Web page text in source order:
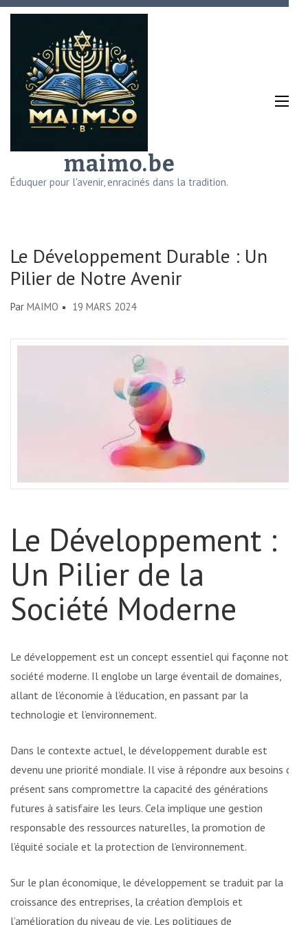
Aller
(Pressez
Entrée)
maimo.be
Éduquer pour l'avenir, enracinés dans la tradition.
Le Développement Durable : Un
Pilier de Notre Avenir
Par MAIMO 19 MARS 2024
Le Développement :
Un Pilier de la
Société Moderne
Le développement est un concept essentiel qui façonne notre
société moderne. Il englobe un large éventail de domaines,
allant de l’économie à l’éducation, en passant par la
technologie et l’environnement.
Dans le contexte actuel, le développement durable est
devenu une priorité mondiale. Il vise à répondre aux besoins du
présent sans compromettre la capacité des générations
futures à satisfaire les leurs. Cela implique une gestion
responsable des ressources naturelles, la promotion de
l’équité sociale et la protection de l’environnement.
Sur le plan économique, le développement se traduit par la
croissance des entreprises, la création d’emplois et
l’amélioration du niveau de vie. Les politiques de